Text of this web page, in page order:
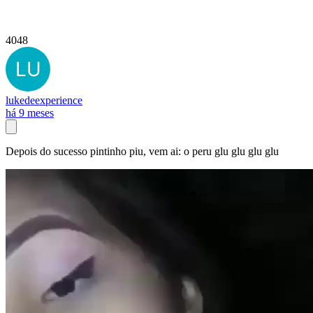
4048
lukedeexperience
há 9 meses
Depois do sucesso pintinho piu, vem ai: o peru glu glu glu glu